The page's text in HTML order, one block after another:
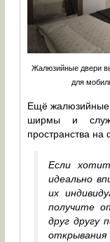
Жалюзийные двери
для
Ещё жалюзийные
ширмы и
пространства
Если
идеально
их
получите
друг другу